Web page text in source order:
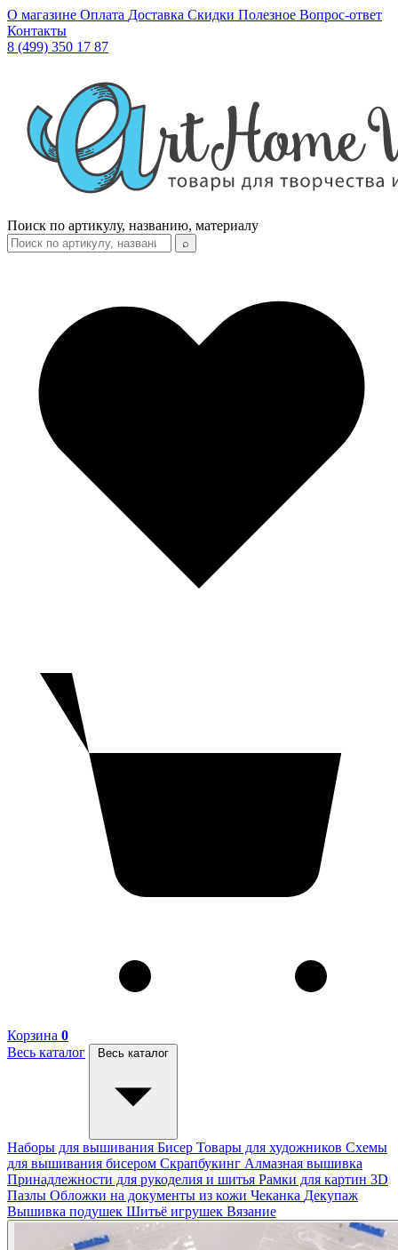
О магазине Оплата Доставка Скидки Полезное Вопрос-ответ
Контакты
8 (499) 350 17 87
Поиск по артикулу, названию, материалу
⌕
Корзина 0
Весь каталог
Весь каталог
Наборы для вышивания Бисер Товары для художников Схемы
для вышивания бисером Скрапбукинг Алмазная вышивка
Принадлежности для рукоделия и шитья Рамки для картин 3D
Пазлы Обложки на документы из кожи Чеканка Декупаж
Вышивка подушек Шитьё игрушек Вязание